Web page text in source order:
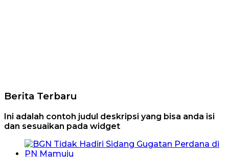
Berita Terbaru
Ini adalah contoh judul deskripsi yang bisa anda isi
dan sesuaikan pada widget